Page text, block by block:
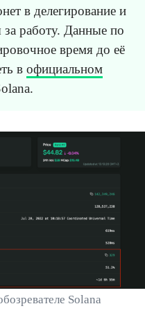
в делегирование и
за работу. Данные по
время до её
в официальном
Solana